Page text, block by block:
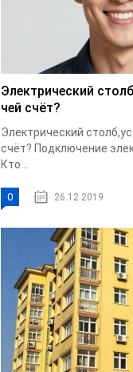
Электрический
чей счёт?
Электрический
счёт? Подключение
Кто...
0 26.12.2019